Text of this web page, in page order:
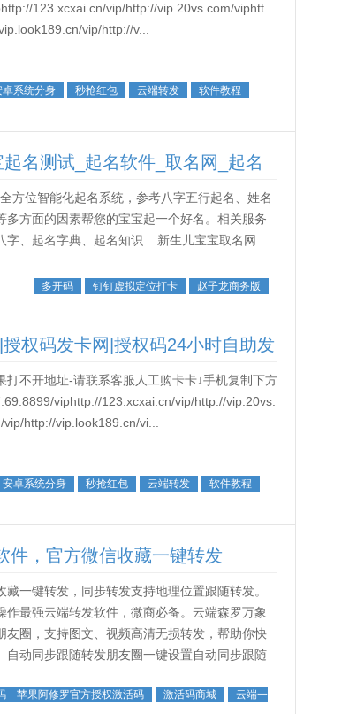
123.xcxai.cn/vip/http://vip.20vs.com/viphtt
vip/http://v...
卓系统分身 秒抢红包 云端转发
软件教程
名测试_起名软件_取名网_起名
智能化起名系统，参考八字五行起名、姓名
方面的因素帮您的宝宝起一个好名。相关服务
字、起名字典、起名知识 新生儿宝宝取名网
多开码 钉钉虚拟定位打卡 赵子龙商务版
权码发卡网|授权码24小时自助发
不开地址-请联系客服人工购卡卡↓手机复制下方
viphttp://123.xcxai.cn/vip/http://vip.20vs.
http://vip.look189.cn/vi...
安卓系统分身 秒抢红包 云端转发
软件教程
件，官方微信收藏一键转发
一键转发，同步转发支持地理位置跟随转发。
最强云端转发软件，微商必备。云端森罗万象
圈，支持图文、视频高清无损转发，帮助你快
动同步跟随转发朋友圈一键设置自动同步跟随
随多账号转发，省去了手动复制粘...
—苹果阿修罗官方授权激活码 激活码商城
云端一